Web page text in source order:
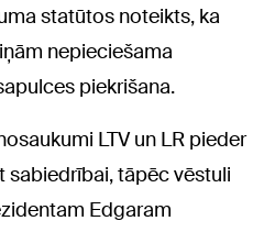
statūtos noteikts, ka
nepieciešama
piekrišana.
LTV un LR pieder
sabiedrībai, tāpēc vēstuli
Edgaram